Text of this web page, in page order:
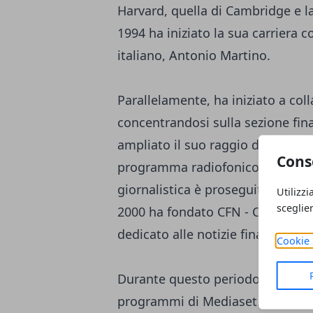
Cookie
Harvard, quella di Cambridge e
1994 ha iniziato la sua carriera
italiano, Antonio Martino.
Parallelamente, ha iniziato a
concentrandosi sulla sezione
ampliato il suo raggio d'azione
programma radiofonico "Prima
giornalistica è proseguita con la
2000 ha fondato CFN - CNBC,
dedicato alle notizie finanziarie.
Durante questo periodo, Porro
programmi di Mediaset. Nel